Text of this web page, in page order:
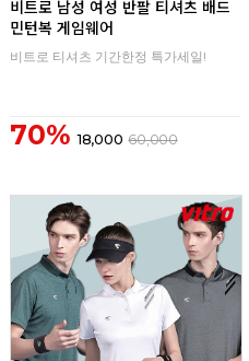
비트로 남성 여성 반팔 티셔츠 배드
민턴복 게임웨어
비트로 티셔츠 기간한정 특가세일!
70% 18,000 60,000